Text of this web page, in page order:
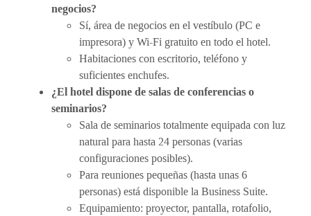
negocios?
Sí, área de negocios en el vestíbulo (PC e
impresora) y Wi-Fi gratuito en todo el hotel.
Habitaciones con escritorio, teléfono y
suficientes enchufes.
¿El hotel dispone de salas de conferencias o
seminarios?
Sala de seminarios totalmente equipada con luz
natural para hasta 24 personas (varias
configuraciones posibles).
Para reuniones pequeñas (hasta unas 6
personas) está disponible la Business Suite.
Equipamiento: proyector, pantalla, rotafolio,